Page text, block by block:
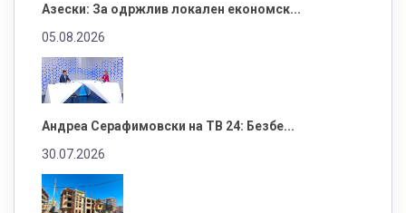
Азески: За одржлив локален економск...
05.08.2026
Андреа Серафимовски на ТВ 24: Безбе...
30.07.2026